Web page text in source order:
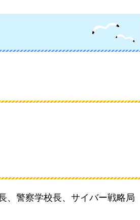
、警察学校長、サイバー戦略局